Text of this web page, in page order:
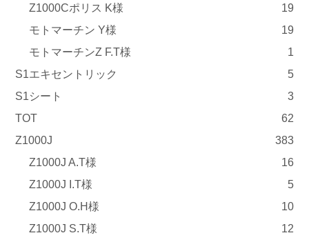
Z1000Cポリス K様
19
モトマーチン Y様
19
モトマーチンZ F.T様
1
S1エキセントリック
5
S1シート
3
TOT
62
Z1000J
383
Z1000J A.T様
16
Z1000J I.T様
5
Z1000J O.H様
10
Z1000J S.T様
12